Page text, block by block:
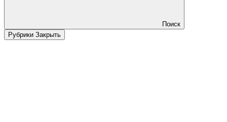
Поиск
Рубрики Закрыть